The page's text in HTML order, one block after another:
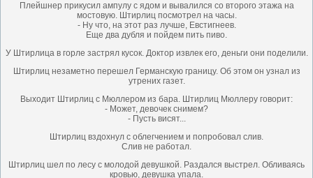
Плейшнер прикусил ампулу с ядом и вывалился со второго этажа на
мостовую. Штирлиц посмотрел на часы.
- Ну что, на этот раз лучше, Евстигнеев.
Еще два дубля и пойдем пить пиво.
У Штирлица в горле застрял кусок. Доктор извлек его, деньги они поделили.
Штирлиц незаметно перешел Германскую границу. Об этом он узнал из
утрених газет.
Выходит Штирлиц с Мюллером из бара. Штирлиц Мюллеру говорит:
- Может, девочек снимем?
- Пусть висят...
Штирлиц вздохнул с облегчением и попробовал слив.
Слив не работал.
Штирлиц шел по лесу с молодой девушкой. Раздался выстрел. Обливаясь
кровью, девушка упала.